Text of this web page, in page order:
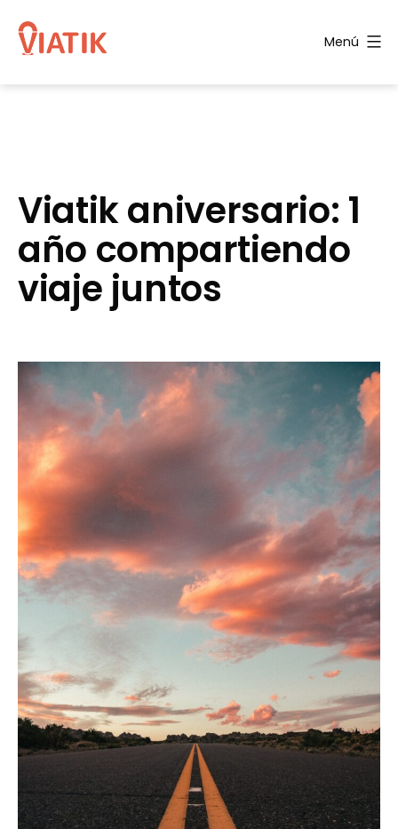
contenido
de
Menú
Viatik aniversario: 1
año compartiendo
viaje juntos